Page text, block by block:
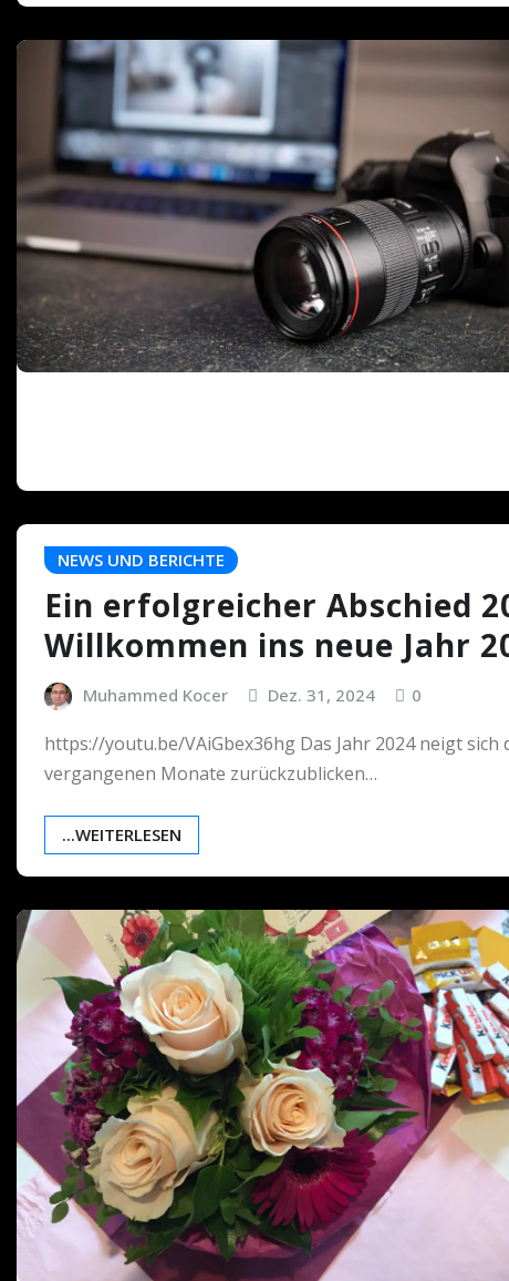
NEWS UND BERICHTE
Ein erfolgreicher Abschied
Willkommen ins neue Jahr
Muhammed Kocer Dez. 31, 2024 0
https://youtu.be/VAiGbex36hg Das Jahr 2024 neigt sich
vergangenen Monate zurückzublicken…
...WEITERLESEN